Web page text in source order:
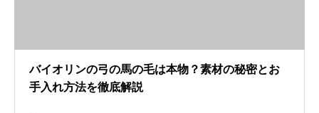
バイオリンの弓の馬の毛は本物？素材の秘密とお
手入れ方法を徹底解説